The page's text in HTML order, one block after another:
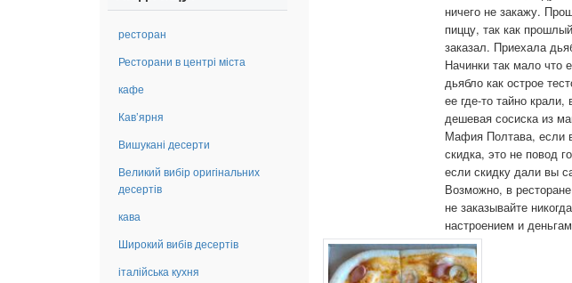
ресторан
Ресторани в центрі міста
кафе
Кав’ярня
Вишукані десерти
Великий вибір оригінальних
десертів
кава
Широкий вибів десертів
італійська кухня
ничего не закажу.
пиццу, так как
заказал. Приехала
Начинки так мало что
дьябло как острое
ее где-то тайно
дешевая сосиска из
Мафия Полтава, если
скидка, это не повод
если скидку дали вы
Возможно, в
не заказывайте
настроением и